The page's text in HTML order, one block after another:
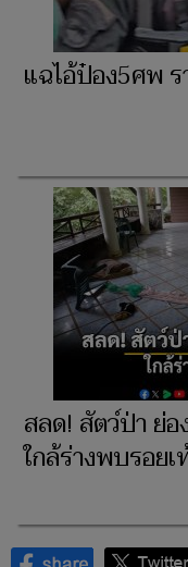
แฉไอ้ป๋อง5ศพ ร
สลด! สัตว์ป่า ย่
ใกล้ร่างพบรอยเ